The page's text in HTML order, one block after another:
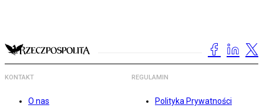
KONTAKT
O nas
REGULAMIN
Polityka Prywatności